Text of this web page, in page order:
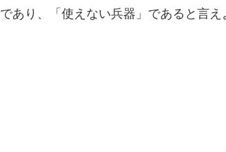
あり、「使えない兵器」であると言え